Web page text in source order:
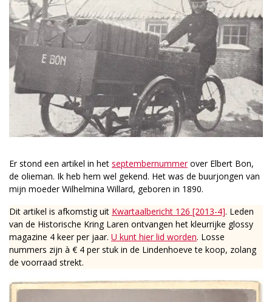
Er stond een artikel in het septembernummerover Elbert Bon,
de olieman. Ik heb hem wel gekend. Het was de buurjongen van
mijn moeder Wilhelmina Willard, geboren in 1890.
Dit artikel is afkomstig uit Kwartaalbericht 126 [2013-4]. Leden
van de Historische Kring Laren ontvangen het kleurrijke glossy
magazine 4 keer per jaar. U kunt hier lid worden. Losse
nummers zijn à € 4 per stuk in de Lindenhoeve te koop, zolang
de voorraad strekt.